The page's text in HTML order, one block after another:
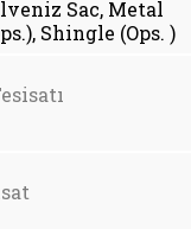
Sac, Metal
Shingle (Ops. )